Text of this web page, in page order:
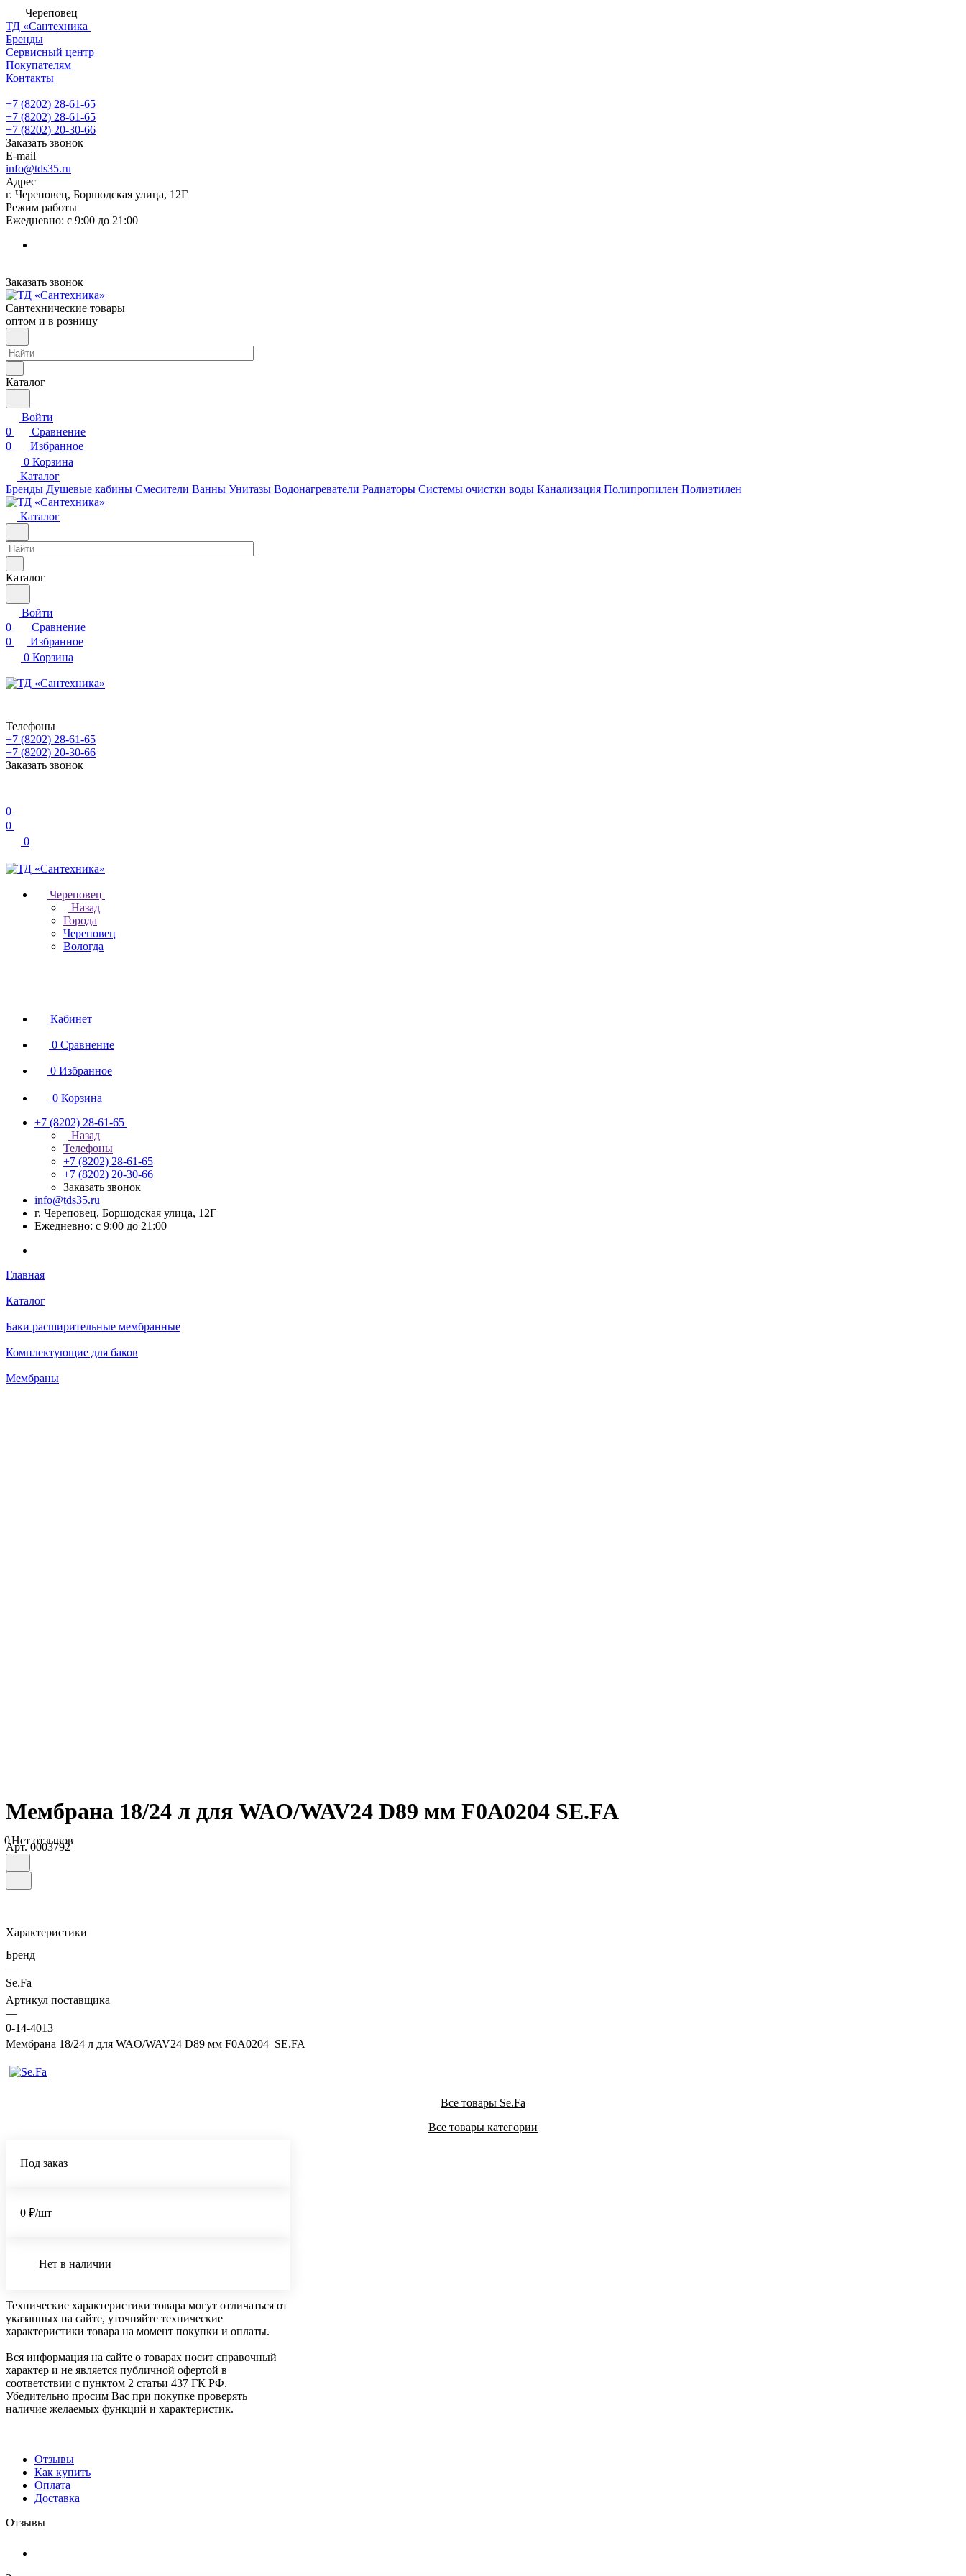
Череповец
ТД «Сантехника
Бренды
Сервисный центр
Покупателям
Контакты
+7 (8202) 28‑61-65
+7 (8202) 28‑61-65
+7 (8202) 20‑30-66
Заказать звонок
E-mail
info@tds35.ru
Адрес
г. Череповец, Боршодская улица, 12Г
Режим работы
Ежедневно: с 9:00 до 21:00
Заказать звонок
Сантехнические товары
оптом и в розницу
Каталог
Войти
0
Сравнение
0
Избранное
0 Корзина
Каталог
Бренды Душевые кабины Смесители Ванны Унитазы Водонагреватели Радиаторы Системы очистки воды Канализация Полипропилен Полиэтилен
Каталог
Каталог
Войти
0
Сравнение
0
Избранное
0 Корзина
Телефоны
+7 (8202) 28‑61-65
+7 (8202) 20‑30-66
Заказать звонок
0
0
0
Череповец
Назад
Города
Череповец
Вологда
Кабинет
0 Сравнение
0 Избранное
0 Корзина
+7 (8202) 28‑61-65
Назад
Телефоны
+7 (8202) 28‑61-65
+7 (8202) 20‑30-66
Заказать звонок
info@tds35.ru
г. Череповец, Боршодская улица, 12Г
Ежедневно: с 9:00 до 21:00
Главная
Каталог
Баки расширительные мембранные
Комплектующие для баков
Мембраны
Мембрана 18/24 л для WAO/WAV24 D89 мм F0A0204 SE.FA
0Нет отзывов
Арт.0003792
Характеристики
Бренд
—
Se.Fa
Артикул поставщика
—
0-14-4013
Мембрана 18/24 л для WAO/WAV24 D89 мм F0A0204 SE.FA
Все товары Se.Fa
Все товары категории
Под заказ
0 ₽/шт
Нет в наличии
Технические характеристики товара могут отличаться от
указанных на сайте, уточняйте технические
характеристики товара на момент покупки и оплаты.
Вся информация на сайте о товарах носит справочный
характер и не является публичной офертой в
соответствии с пунктом 2 статьи 437 ГК РФ.
Убедительно просим Вас при покупке проверять
наличие желаемых функций и характеристик.
Отзывы
Как купить
Оплата
Доставка
Отзывы